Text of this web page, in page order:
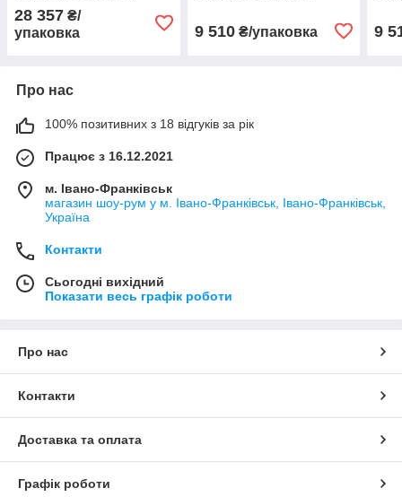
28 357 ₴/
упаковка
9 510₴/упаковка 9
Про нас
100% позитивних з 18 відгуків за рік
Працює з 16.12.2021
м. Івано-Франківськ
магазин шоу-рум у м. Івано-Франківськ, Івано-Франківськ,
Україна
Контакти
Сьогодні вихідний
Показати весь графік роботи
Про нас
Контакти
Доставка та оплата
Графік роботи